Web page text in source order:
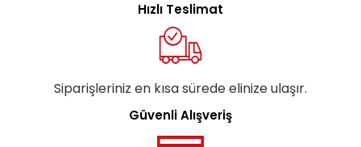
Hızlı Teslimat
Siparişleriniz en kısa sürede elinize ulaşır.
Güvenli Alışveriş